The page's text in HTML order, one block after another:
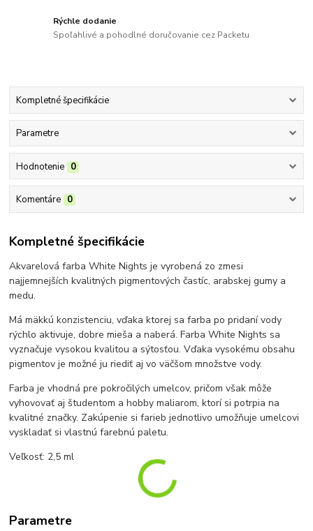
Rýchle dodanie
Spoľahlivé a pohodlné doručovanie cez Packetu
Kompletné špecifikácie
Parametre
Hodnotenie 0
Komentáre 0
Kompletné špecifikácie
Akvarelová farba White Nights je vyrobená zo zmesi
najjemnejších kvalitných pigmentových častíc, arabskej gumy a
medu.
Má mäkkú konzistenciu, vďaka ktorej sa farba po pridaní vody
rýchlo aktivuje, dobre mieša a naberá. Farba White Nights sa
vyznačuje vysokou kvalitou a sýtosťou. Vďaka vysokému obsahu
pigmentov je možné ju riediť aj vo väčšom množstve vody.
Farba je vhodná pre pokročilých umelcov, pričom však môže
vyhovovať aj študentom a hobby maliarom, ktorí si potrpia na
kvalitné značky. Zakúpenie si farieb jednotlivo umožňuje umelcovi
vyskladať si vlastnú farebnú paletu.
Veľkosť: 2,5 ml
Parametre